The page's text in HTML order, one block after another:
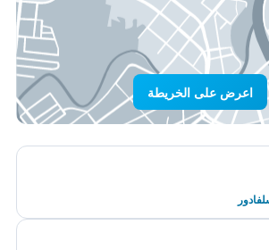
اعرض على الخريطة